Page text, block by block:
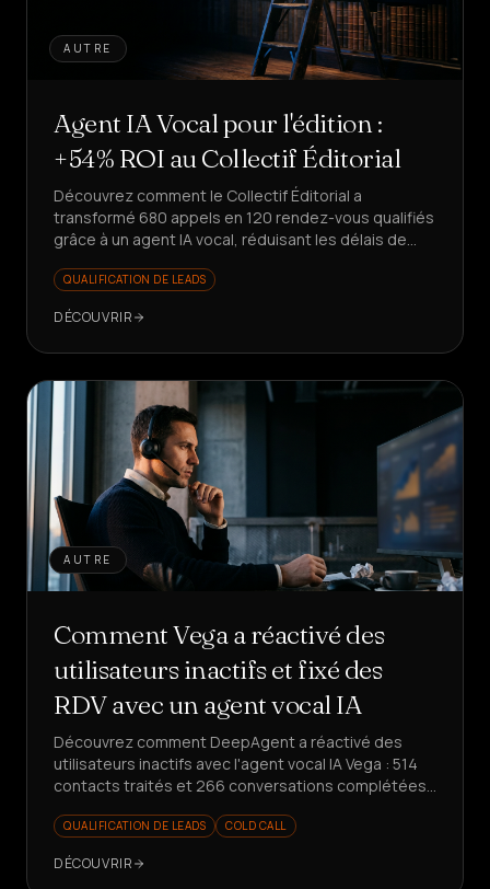
AUTRE
Agent IA Vocal pour l'édition :
+54% ROI au Collectif Éditorial
Découvrez comment le Collectif Éditorial a
transformé 680 appels en 120 rendez-vous qualifiés
grâce à un agent IA vocal, réduisant les délais de
QUALIFICATION DE LEADS
DÉCOUVRIR
AUTRE
Comment Vega a réactivé des
utilisateurs inactifs et fixé des
RDV avec un agent vocal IA
Découvrez comment DeepAgent a réactivé des
utilisateurs inactifs avec l'agent vocal IA Vega : 514
contacts traités et 266 conversations complétées
et des insights produit structurés.
QUALIFICATION DE LEADS COLD CALL
DÉCOUVRIR